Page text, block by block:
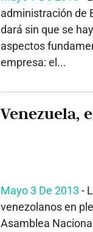
administración de
dará sin que se
aspectos
empresa: el...
Mayo 3 De 2013 -
venezolanos en
Asamblea